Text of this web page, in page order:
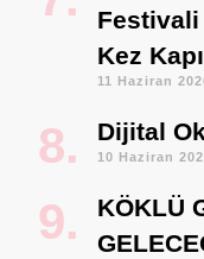
Festivali
Kez
11 Haziran
Dijital
10 Haziran
KÖKLÜ